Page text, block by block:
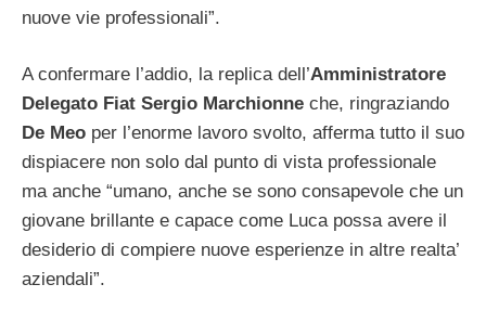
nuove vie professionali”.
A confermare l’addio, la replica dell’Amministratore
Delegato Fiat Sergio Marchionne che, ringraziando
De Meo per l’enorme lavoro svolto, afferma tutto il suo
dispiacere non solo dal punto di vista professionale
ma anche “umano, anche se sono consapevole che un
giovane brillante e capace come Luca possa avere il
desiderio di compiere nuove esperienze in altre realta’
aziendali”.